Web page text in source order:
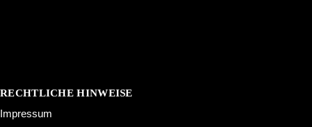
RECHTLICHE HINWEISE
Impressum